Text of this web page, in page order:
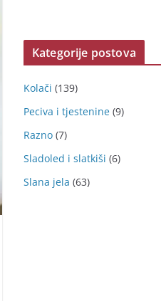
Kategorije postova
Kolači (139)
Peciva i tjestenine (9)
Razno (7)
Sladoled i slatkiši (6)
Slana jela (63)